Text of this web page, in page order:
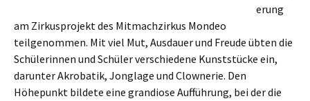
erung
am Zirkusprojekt des Mitmachzirkus Mondeo
teilgenommen. Mit viel Mut, Ausdauer und Freude übten die
Schülerinnen und Schüler verschiedene Kunststücke ein,
darunter Akrobatik, Jonglage und Clownerie. Den
Höhepunkt bildete eine grandiose Aufführung, bei der die